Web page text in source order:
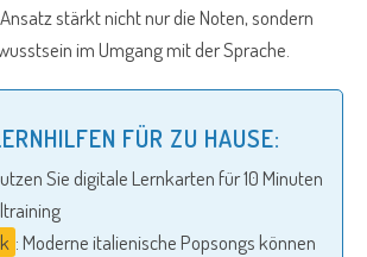
stärkt nicht nur die Noten, sondern
im Umgang mit der Sprache.
FÜR ZU HAUSE:
Sie digitale Lernkarten für 10 Minuten
: Moderne italienische Popsongs können